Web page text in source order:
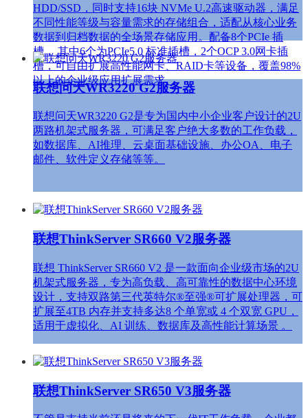
HDD/SSD，同时支持16块 NVMe U.2高速驱动器，满足
不同性能等级与容量需求的存储组合，适配从核心业务
数据到归档数据的全场景存储应用。配备8个PCIe 插
槽， 其中6个为PCIe5.0 标准插槽，2个OCP 3.0网卡插
槽，可自由扩展高性能网卡、RAID卡等设备，覆盖98%
以上的企业级应用扩展需求。
联想问天WR3220 G2服务器
联想问天WR3220 G2是专为国内中小企业客户设计的2U
两路机架式服务器，可满足客户绝大多数的工作负载，
如数据库、AI推理、云桌面基础设施、办公OA、电子
邮件、软件定义存储等等。
联想ThinkServer SR660 V2服务器
联想 ThinkServer SR660 V2 是一款面向企业级市场的‌2U
机架式服务器‌，专为高负载、高可靠性的数据中心环境
设计，支持双路第三代英特尔®至强®可扩展处理器，可
扩展至‌4TB 内存‌并支持多达‌8 个单宽或 4 个双宽 GPU‌，
适用于虚拟化、AI 训练、数据库及高性能计算场景 。‌‌
联想ThinkServer SR650 V3服务器